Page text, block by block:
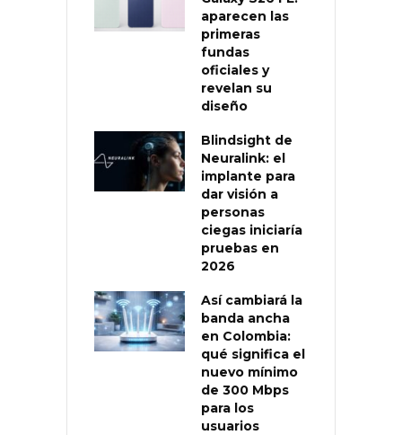
aparecen las
primeras
fundas
oficiales y
revelan su
diseño
Blindsight de
Neuralink: el
implante para
dar visión a
personas
ciegas iniciaría
pruebas en
2026
Así cambiará la
banda ancha
en Colombia:
qué significa el
nuevo mínimo
de 300 Mbps
para los
usuarios